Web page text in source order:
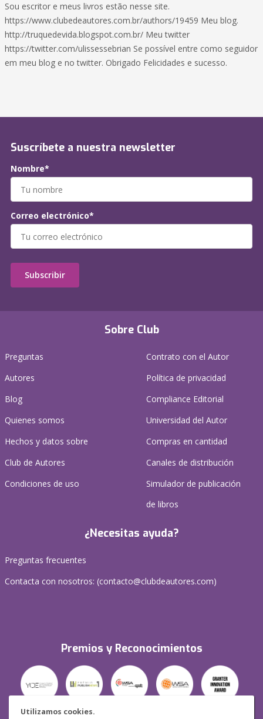
Utilizamos cookies.
Sou escritor e meus livros estão nesse site.
https://www.clubedeautores.com.br/authors/19459 Meu blog.
http://truquedevida.blogspot.com.br/ Meu twitter
https://twitter.com/ulissessebrian Se possível entre como seguidor
em meu blog e no twitter. Obrigado Felicidades e sucesso.
Sobre Club
Preguntas
Autores
Blog
Quienes somos
Hechos y datos sobre
Club de Autores
Condiciones de uso
Contrato con el Autor
Política de privacidad
Compliance Editorial
Universidad del Autor
Compras en cantidad
Canales de distribución
Simulador de publicación
de libros
¿Necesitas ayuda?
Preguntas frecuentes
Contacta con nosotros: (contacto@clubdeautores.com)
Premios y Reconocimientos
Suscríbete a nuestra newsletter
Nombre*
Correo electrónico*
Subscribir